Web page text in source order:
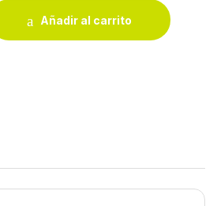
180mm Knipex 70 06 180 T quantity
Añadir al carrito